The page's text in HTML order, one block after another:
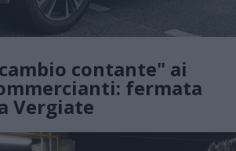
contante" ai
fermata
Vergiate